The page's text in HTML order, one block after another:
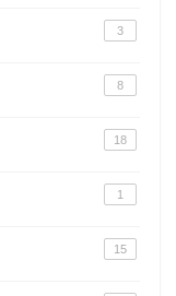
3
8
18
1
15